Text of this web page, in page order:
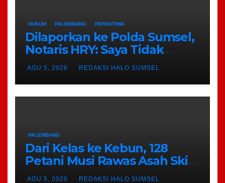
HUKUM PALEMBANG PERISITIWA
Dilaporkan ke Polda Sumsel,
Notaris HRY: Saya Tidak
Punya Kewenangan Simpan
dan Jual SHM
AGU 5, 2026 REDAKSI HALO SUMSEL
PALEMBANG
Dari Kelas ke Kebun, 128
Petani Musi Rawas Asah Skill
Sawit Modern di Palembang
AGU 5, 2026 REDAKSI HALO SUMSEL